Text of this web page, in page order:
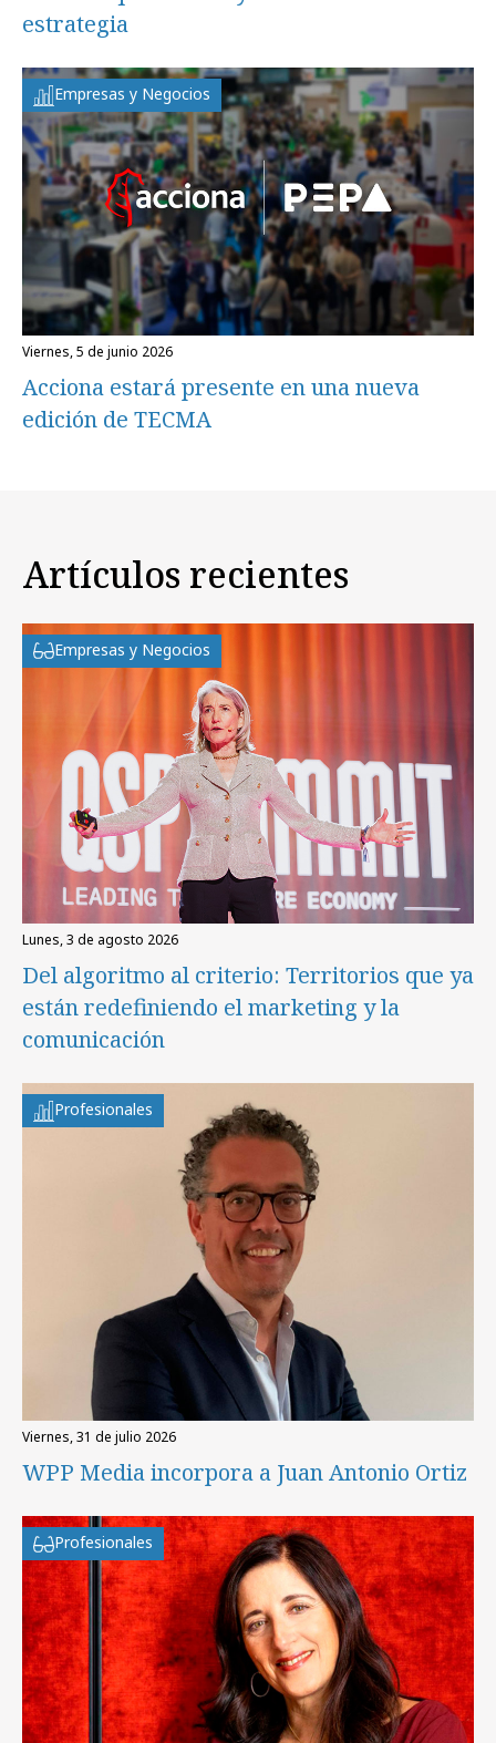
estrategia
Empresas y Negocios
viernes, 5 de junio 2026
Acciona estará presente en una nueva
edición de TECMA
Artículos recientes
Empresas y Negocios
lunes, 3 de agosto 2026
Del algoritmo al criterio: Territorios que ya
están redefiniendo el marketing y la
comunicación
Profesionales
viernes, 31 de julio 2026
WPP Media incorpora a Juan Antonio Ortiz
Profesionales